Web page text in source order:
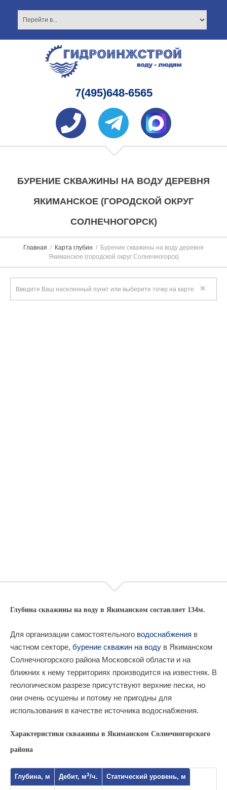
7(495)648-6565
БУРЕНИЕ СКВАЖИНЫ НА ВОДУ ДЕРЕВНЯ
ЯКИМАНСКОЕ (ГОРОДСКОЙ ОКРУГ
СОЛНЕЧНОГОРСК)
Главная Карта глубин
Бурение скважины на воду деревня
Якиманское (городской округ Солнечногорск)
Глубина скважины на воду в Якиманском составляет 134м.
Для организации самостоятельного водоснабжения в
частном секторе, бурение скважин на воду в Якиманском
Солнечногорского района Московской области и на
ближних к нему территориях производится на известняк. В
геологическом разрезе присутствуют верхние пески, но
они очень осушены и потому не пригодны для
использования в качестве источника водоснабжения.
Характеристики скважины в Якиманском Солнечногорского
района
Глубина, м Дебит, м3/ч. Статический уровень, м